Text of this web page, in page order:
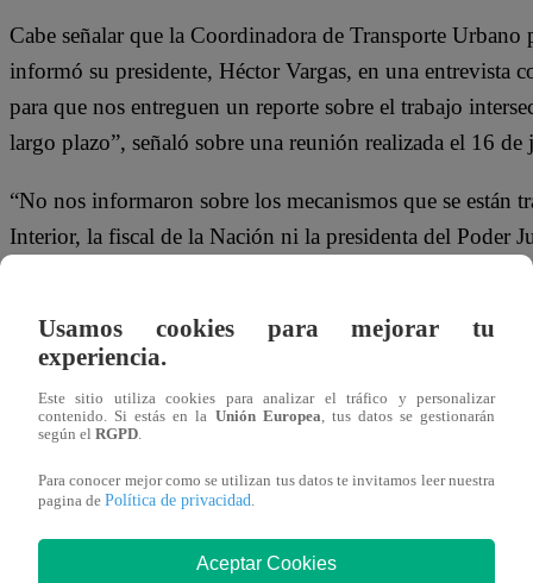
Cabe señalar que la Coordinadora de Transporte
informó su presidente, Héctor Vargas, en una entrevista
para que nos entreguen un reporte sobre el trabajo
largo plazo”, señaló sobre una reunión realizada el 16 de
“No nos informaron sobre los mecanismos que se
Interior, la fiscal de la Nación ni la presidenta del Poder
respuestas claras para enfrentar la delincuencia en una
¿CUÁNDO Y DÓNDE SE
El paro nacional está programado para iniciarse a las
las 23:59 del mismo día. Sin embargo, los gremios
extensión.
Las concentraciones se realizarán en distintos distritos
Usamos cookies para mejorar tu
experiencia.
Este sitio utiliza cookies para analizar el tráfico y personalizar
contenido. Si estás en la Unión Europea , tus datos se gestionarán
según el RGPD
Para conocer mejor como se utilizan tus datos te invitamos leer nuestra
pagina de Política de privacidad
Aceptar Cookies